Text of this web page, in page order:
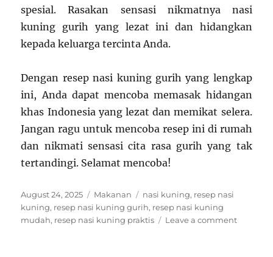
spesial. Rasakan sensasi nikmatnya nasi
kuning gurih yang lezat ini dan hidangkan
kepada keluarga tercinta Anda.
Dengan resep nasi kuning gurih yang lengkap
ini, Anda dapat mencoba memasak hidangan
khas Indonesia yang lezat dan memikat selera.
Jangan ragu untuk mencoba resep ini di rumah
dan nikmati sensasi cita rasa gurih yang tak
tertandingi. Selamat mencoba!
Posted
on
August 24, 2025 Categories
Makanan Tags
nasi kuning, resep nasi
kuning, resep nasi kuning gurih, resep nasi kuning
mudah, resep nasi kuning praktis Leave a commenton